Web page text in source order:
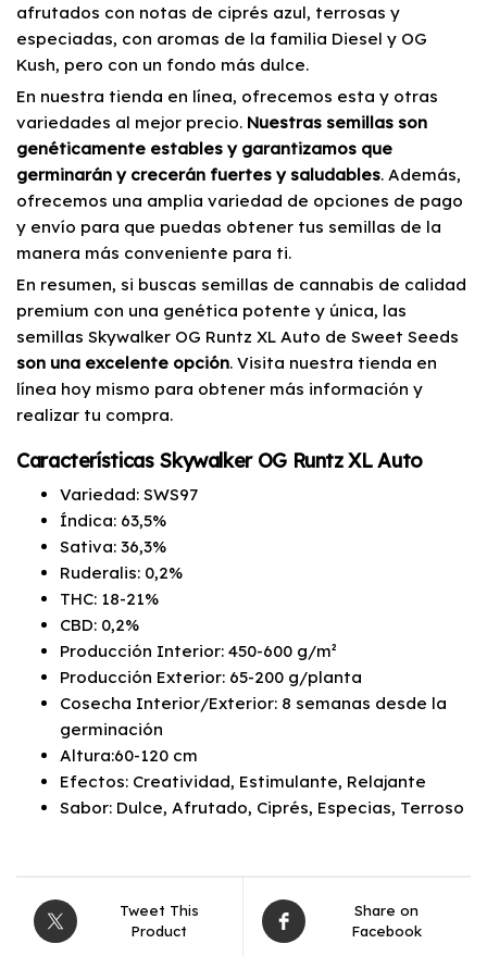
afrutados con notas de ciprés azul, terrosas y
especiadas, con aromas de la familia Diesel y OG
Kush, pero con un fondo más dulce.
En nuestra tienda en línea, ofrecemos esta y otras
variedades al mejor precio. Nuestras semillas son
genéticamente estables y garantizamos que
germinarán y crecerán fuertes y saludables. Además,
ofrecemos una amplia variedad de opciones de pago
y envío para que puedas obtener tus semillas de la
manera más conveniente para ti.
En resumen, si buscas semillas de cannabis de calidad
premium con una genética potente y única, las
semillas Skywalker OG Runtz XL Auto de Sweet Seeds
son una excelente opción. Visita nuestra tienda en
línea hoy mismo para obtener más información y
realizar tu compra.
Características Skywalker OG Runtz XL Auto
Variedad: SWS97
Índica: 63,5%
Sativa: 36,3%
Ruderalis: 0,2%
THC: 18-21%
CBD: 0,2%
Producción Interior: 450-600 g/m²
Producción Exterior: 65-200 g/planta
Cosecha Interior/Exterior: 8 semanas desde la
germinación
Altura:60-120 cm
Efectos: Creatividad, Estimulante, Relajante
Sabor: Dulce, Afrutado, Ciprés, Especias, Terroso
Tweet This
Product
Share on
Facebook